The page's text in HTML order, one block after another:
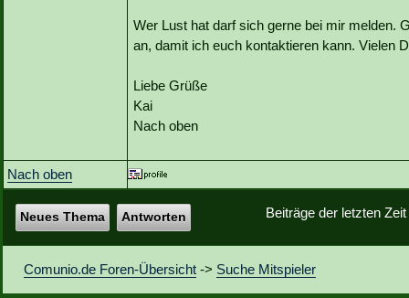
Wer Lust hat darf sich gerne bei mir melden.
an, damit ich euch kontaktieren kann. Vielen
Liebe Grüße
Kai
Nach oben
Nach oben
Beiträge der letzten
Neues Thema Antworten
Comunio.de Foren-Übersicht -> Suche Mitspieler